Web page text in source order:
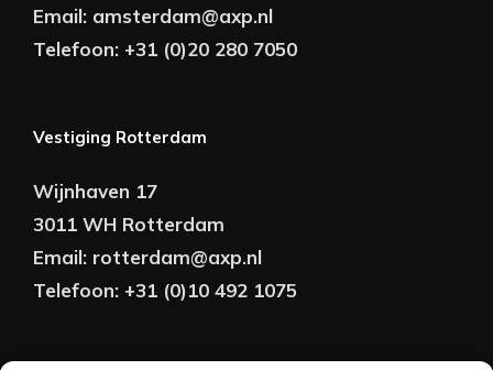
Email: amsterdam@axp.nl
Telefoon: +31 (0)20 280 7050
Vestiging Rotterdam
Wijnhaven 17
3011 WH Rotterdam
Email: rotterdam@axp.nl
Telefoon: +31 (0)10 492 1075